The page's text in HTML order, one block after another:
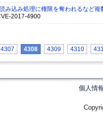
み込み処理に権限を奪われるなど複
2017-4900
4307 4308 4309 4310
個人情